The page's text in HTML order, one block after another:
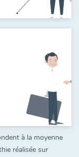
à la moyenne
réalisée sur